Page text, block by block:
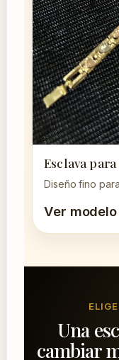
Esclava para
Diseño fino
Ver modelo
Una
cambiar